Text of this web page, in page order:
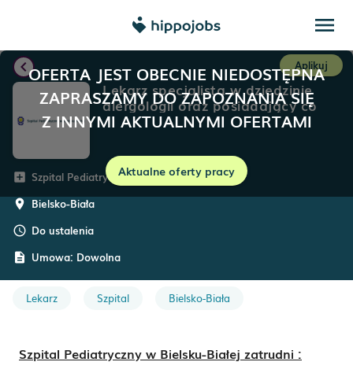
menu
OFERTA JEST OBECNIE NIEDOSTĘPNA
ZAPRASZAMY DO ZAPOZNANIA SIĘ
Z INNYMI AKTUALNYMI OFERTAMI
Aktualne oferty pracy
chevron_left Aplikuj
Lekarz specjalista w dziedzinie
alergologii oraz posiadający co
najmniej 5-letnie doświadczenie w
dla dzieci
add_box Szpital Pediatryczny Bielsko-Biała
room Bielsko-Biała
schedule Do ustalenia
description Umowa: Dowolna
Lekarz Szpital Bielsko-Biała
Szpital Pediatryczny w Bielsku-Białej zatrudni :